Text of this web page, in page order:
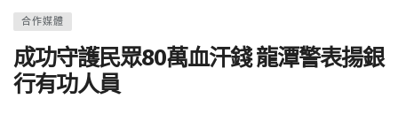
合作媒體
成功守護民眾80萬血汗錢 龍潭警表揚銀
行有功人員